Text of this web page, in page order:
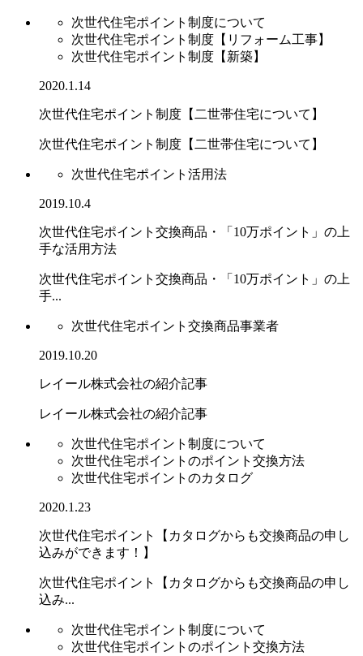
次世代住宅ポイント制度について
次世代住宅ポイント制度【リフォーム工事】
次世代住宅ポイント制度【新築】
2020.1.14
次世代住宅ポイント制度【二世帯住宅について】
次世代住宅ポイント制度【二世帯住宅について】
次世代住宅ポイント活用法
2019.10.4
次世代住宅ポイント交換商品・「10万ポイント」の上
手な活用方法
次世代住宅ポイント交換商品・「10万ポイント」の上
手...
次世代住宅ポイント交換商品事業者
2019.10.20
レイール株式会社の紹介記事
レイール株式会社の紹介記事
次世代住宅ポイント制度について
次世代住宅ポイントのポイント交換方法
次世代住宅ポイントのカタログ
2020.1.23
次世代住宅ポイント【カタログからも交換商品の申し
込みができます！】
次世代住宅ポイント【カタログからも交換商品の申し
込み...
次世代住宅ポイント制度について
次世代住宅ポイントのポイント交換方法